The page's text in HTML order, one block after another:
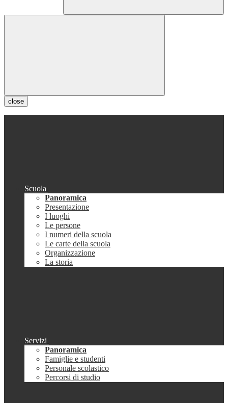
close
Scuola
Panoramica
Presentazione
I luoghi
Le persone
I numeri della scuola
Le carte della scuola
Organizzazione
La storia
Servizi
Panoramica
Famiglie e studenti
Personale scolastico
Percorsi di studio